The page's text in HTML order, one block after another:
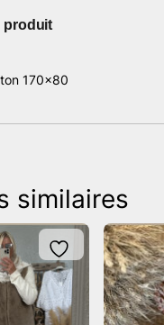
produit
170×80
similaires